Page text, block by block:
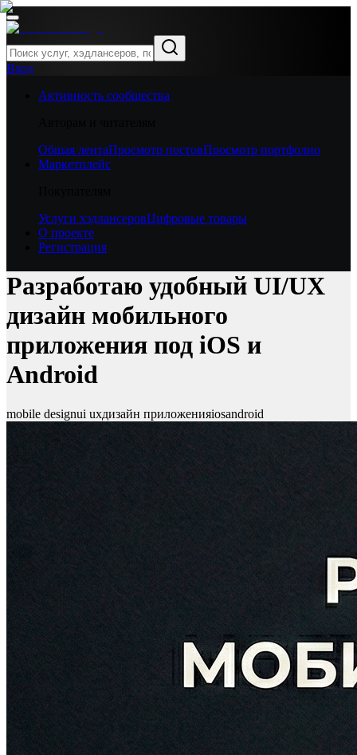
Вход
Активность сообщества
Общая лентаПросмотр постовПросмотр портфолио
Маркетплейс
Услуги хэдлансеровЦифровые товары
О проекте
Регистрация
Разработаю удобный UI/UX
дизайн мобильного
приложения под iOS и
Android
mobile designui uxдизайн приложенияiosandroid